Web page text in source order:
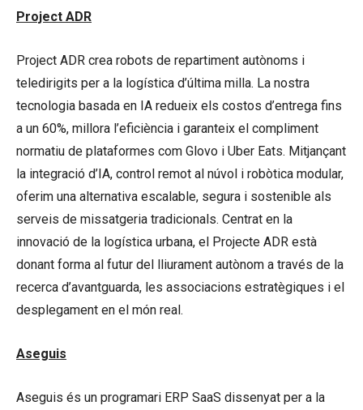
Project ADR
Project ADR crea robots de repartiment autònoms i
teledirigits per a la logística d’última milla. La nostra
tecnologia basada en IA redueix els costos d’entrega fins
a un 60%, millora l’eficiència i garanteix el compliment
normatiu de plataformes com Glovo i Uber Eats. Mitjançant
la integració d’IA, control remot al núvol i robòtica modular,
oferim una alternativa escalable, segura i sostenible als
serveis de missatgeria tradicionals. Centrat en la
innovació de la logística urbana, el Projecte ADR està
donant forma al futur del lliurament autònom a través de la
recerca d’avantguarda, les associacions estratègiques i el
desplegament en el món real.
Aseguis
Aseguis és un programari ERP SaaS dissenyat per a la